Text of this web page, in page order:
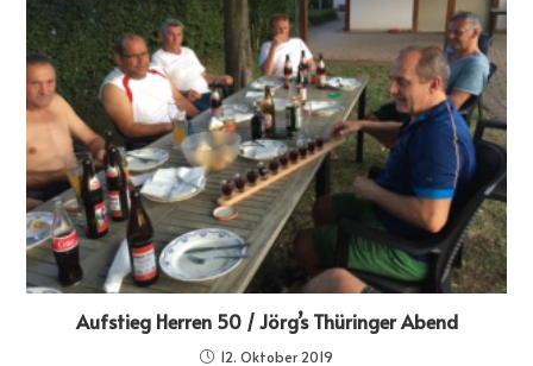
Aufstieg Herren 50 / Jörg’s Thüringer Abend
12. Oktober 2019